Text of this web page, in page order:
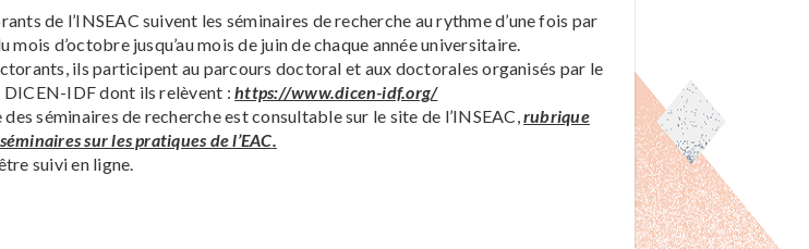
de l’INSEAC suivent les séminaires de recherche au rythme d’une fois par
mois d’octobre jusqu’au mois de juin de chaque année universitaire.
ils participent au parcours doctoral et aux doctorales organisés par le
IDF dont ils relèvent :https://www.dicen-idf.org/
séminaires de recherche est consultable sur le site de l’INSEAC,rubrique
sur les pratiques de l’EAC.
suivi en ligne.